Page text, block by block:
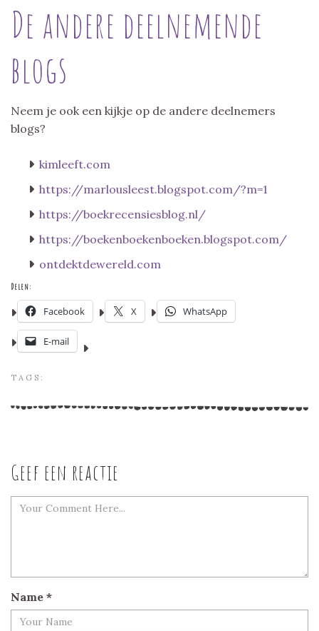
De andere deelnemende
blogs
Neem je ook een kijkje op de andere deelnemers
blogs?
kimleeft.com
https://marlousleest.blogspot.com/?m=1
https://boekrecensiesblog.nl/
https://boekenboekenboeken.blogspot.com/
ontdektdewereld.com
Delen:
Facebook X WhatsApp
E-mail
TAGS:
Geef een reactie
Name *